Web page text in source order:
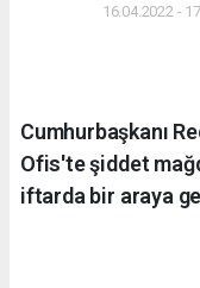
16.04.2022 -
Cumhurbaşkanı
Ofis'te şiddet
iftarda bir araya